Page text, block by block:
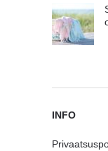
INFO